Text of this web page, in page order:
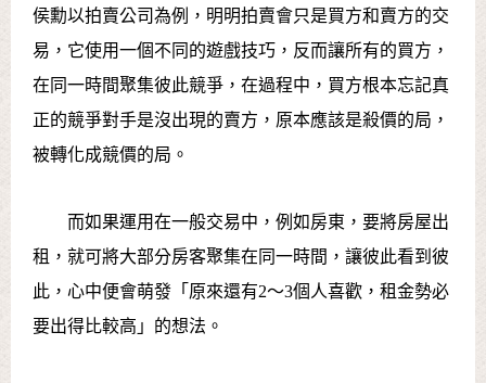
侯勳以拍賣公司為例，明明拍賣會只是買方和賣方的交
易，它使用一個不同的遊戲技巧，反而讓所有的買方，
在同一時間聚集彼此競爭，在過程中，買方根本忘記真
正的競爭對手是沒出現的賣方，原本應該是殺價的局，
被轉化成競價的局。
而如果運用在一般交易中，例如房東，要將房屋出
租，就可將大部分房客聚集在同一時間，讓彼此看到彼
此，心中便會萌發「原來還有2～3個人喜歡，租金勢必
要出得比較高」的想法。